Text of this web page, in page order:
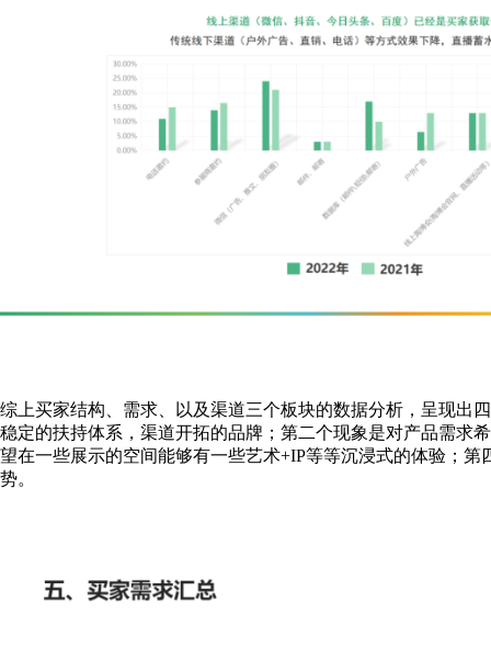
综上买家结构、需求、以及渠道三个板块的数据分析，呈现出
稳定的扶持体系，渠道开拓的品牌；第二个现象是对产品需求
望在一些展示的空间能够有一些艺术+IP等等沉浸式的体验；
势。